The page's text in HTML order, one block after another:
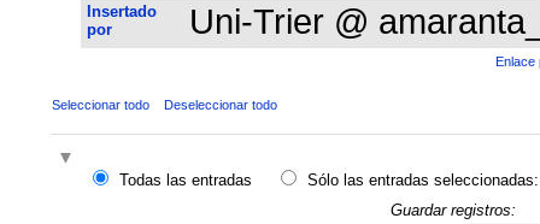
Insertado
por
Uni-Trier @
Enlace
Seleccionar todo Deseleccionar todo
Todas las entradas
Sólo las entradas seleccionadas:
Guardar registros: